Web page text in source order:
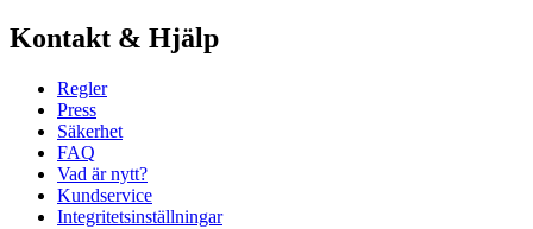
Kontakt & Hjälp
Regler
Press
Säkerhet
FAQ
Vad är nytt?
Kundservice
Integritetsinställningar